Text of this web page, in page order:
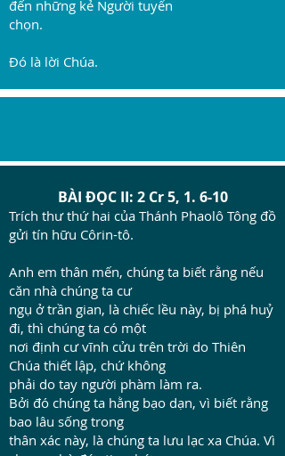
đến những kẻ Người tuyển
chọn.
Đó là lời Chúa.
BÀI ĐỌC II: 2 Cr 5, 1. 6-10
Trích thư thứ hai của Thánh Phaolô Tông đồ
gửi tín hữu Côrin-tô.
Anh em thân mến, chúng ta biết rằng nếu
căn nhà chúng ta cư
ngụ ở trần gian, là chiếc lều này, bị phá huỷ
đi, thì chúng ta có một
nơi định cư vĩnh cửu trên trời do Thiên
Chúa thiết lập, chứ không
phải do tay người phàm làm ra.
Bởi đó chúng ta hằng bạo dạn, vì biết rằng
bao lâu sống trong
thân xác này, là chúng ta lưu lạc xa Chúa. Vì